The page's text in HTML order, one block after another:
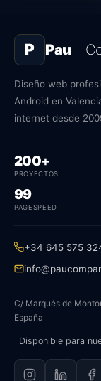
P Pau
Diseño web
Android en
internet desde
200+
PROYECTOS
99PageSpeed
PAGESPEED
+34 645 575
C/ Marqués de
España
Disponible para